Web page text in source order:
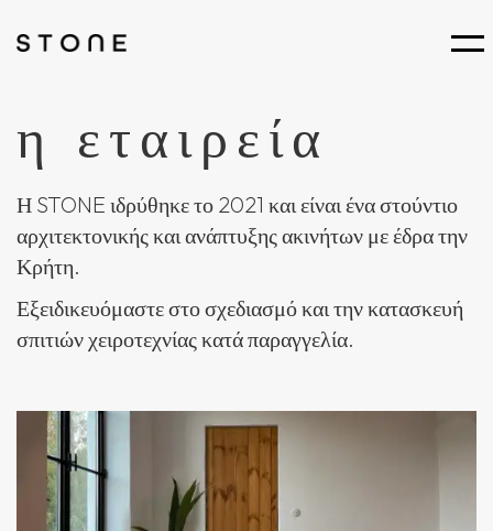
η εταιρεία
Η STONE ιδρύθηκε το 2021 και είναι ένα στούντιο
αρχιτεκτονικής και ανάπτυξης ακινήτων με έδρα την
Κρήτη.
Εξειδικευόμαστε στο σχεδιασμό και την κατασκευή
σπιτιών χειροτεχνίας κατά παραγγελία.